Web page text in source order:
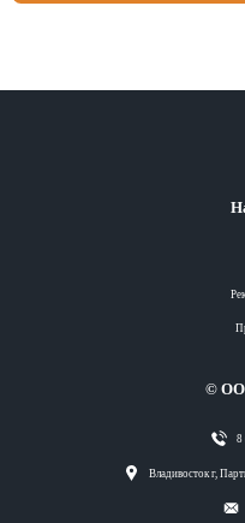
©
8
Владивосток г,